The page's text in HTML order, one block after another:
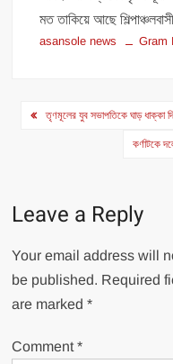
মত তাকিয়ে আছে
asansole news Gram
Post
navigation
তৃণমূলের যুব সভাপতিকে ঘাড় ধাক্কা
কর্ণাটকে
Leave a Reply
Your email address will
be published. Required
are marked*
Comment*